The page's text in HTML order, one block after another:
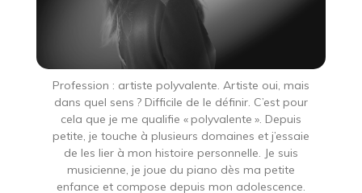
Profession : artiste polyvalente. Artiste oui, mais
dans quel sens ? Difficile de le définir. C’est pour
cela que je me qualifie « polyvalente ». Depuis
petite, je touche à plusieurs domaines et j’essaie
de les lier à mon histoire personnelle. Je suis
musicienne, je joue du piano dès ma petite
enfance et compose depuis mon adolescence.